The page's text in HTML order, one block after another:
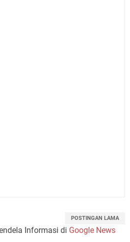
POSTINGAN LAMA
Informasi di Google News